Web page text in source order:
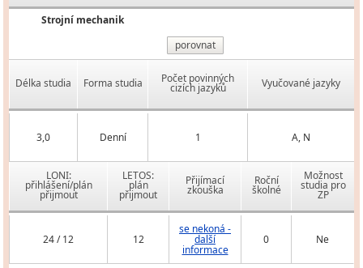
Strojní mechanik
porovnat
Délka studia Forma studia Počet povinných
cizích jazyků Vyučované jazyky
3,0 Denní 1 A, N
LONI:
přihlášení/plán
přijmout
LETOS:
plán
přijmout
Přijímací
zkouška
Roční
školné
Možnost
studia pro
ZP
24 / 12 12
se nekoná -
další
informace
0 Ne